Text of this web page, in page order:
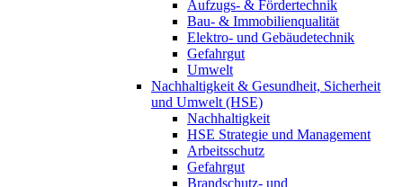
Aufzugs- & Fördertechnik
Bau- & Immobilienqualität
Elektro- und Gebäudetechnik
Gefahrgut
Umwelt
Nachhaltigkeit & Gesundheit, Sicherheit
und Umwelt (HSE)
Nachhaltigkeit
HSE Strategie und Management
Arbeitsschutz
Gefahrgut
Brandschutz- und